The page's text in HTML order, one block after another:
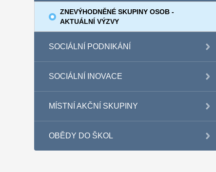
ZNEVÝHODNĚNÉ SKUPINY OSOB -
AKTUÁLNÍ VÝZVY
SOCIÁLNÍ PODNIKÁNÍ
SOCIÁLNÍ INOVACE
MÍSTNÍ AKČNÍ SKUPINY
OBĚDY DO ŠKOL